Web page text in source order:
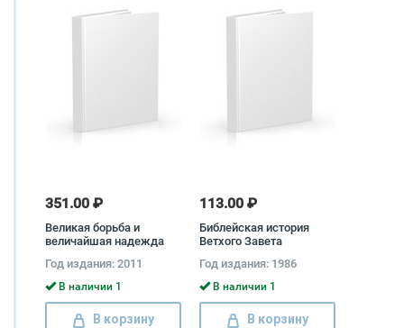
351.00 ₽
Великая борьба и
величайшая надежда
Год издания: 2011
В наличии 1
В корзину
113.00 ₽
Библейская история
Ветхого Завета
Год издания: 1986
В наличии 1
В корзину